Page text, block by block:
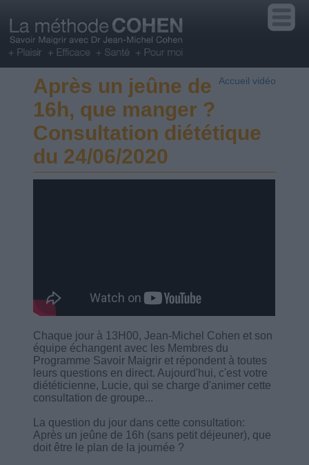
Accueil vidéo
Après un jeûne de
16h, que manger ?
Consultation diététique
du 24/06/2020
Chaque jour à 13H00, Jean-Michel Cohen et son
équipe échangent avec les Membres du
Programme Savoir Maigrir et répondent à toutes
leurs questions en direct. Aujourd'hui, c'est votre
diététicienne, Lucie, qui se charge d'animer cette
consultation de groupe...
La question du jour dans cette consultation:
Après un jeûne de 16h (sans petit déjeuner), que
doit être le plan de la journée ?